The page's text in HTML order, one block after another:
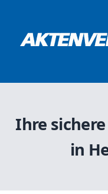
Ihre
in